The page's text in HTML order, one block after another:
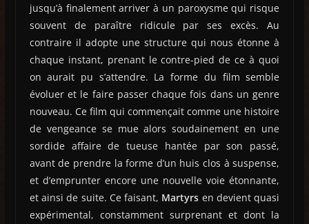
jusqu’à finalement arriver à un paroxysme qui risque
souvent de paraître ridicule par ses excès. Au
contraire il adopte une structure qui nous étonne à
chaque instant, prenant le contre-pied de ce à quoi
on aurait pu s’attendre. La forme du film semble
évoluer et le faire passer chaque fois dans un genre
nouveau. Ce film qui commençait comme une histoire
de vengeance se mue alors soudainement en une
sordide affaire de tueuse hantée par son passé,
avant de prendre la forme d’un huis clos à suspense,
et d’emprunter encore une nouvelle voie étonnante,
et ainsi de suite. Ce faisant, Martyrs en devient quasi
expérimental, constamment surprenant et dont la